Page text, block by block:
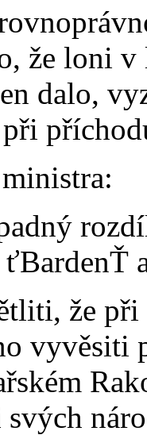
že loni v
dalo,
že při
vyvěsiti